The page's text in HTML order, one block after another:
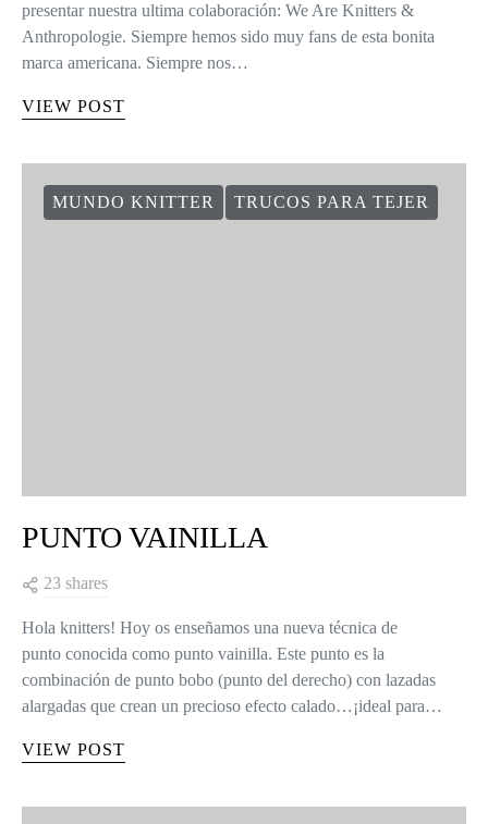
presentar nuestra ultima colaboración: We Are Knitters &
Anthropologie. Siempre hemos sido muy fans de esta bonita
marca americana. Siempre nos…
VIEW POST
MUNDO KNITTER TRUCOS PARA TEJER
PUNTO VAINILLA
23 shares
Hola knitters! Hoy os enseñamos una nueva técnica de
punto conocida como punto vainilla. Este punto es la
combinación de punto bobo (punto del derecho) con lazadas
alargadas que crean un precioso efecto calado…¡ideal para…
VIEW POST